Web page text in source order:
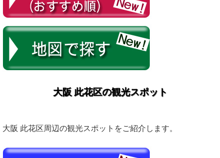
大阪 此花区の観光スポット
大阪 此花区周辺の観光スポットをご紹介します。